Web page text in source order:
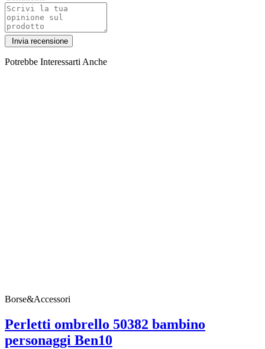
Potrebbe Interessarti Anche
Borse&Accessori
Perletti ombrello 50382 bambino
personaggi Ben10